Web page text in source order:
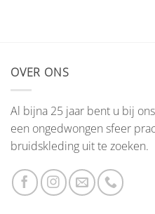
OVER ONS
Al bijna 25 jaar bent u bij
een ongedwongen sfeer
bruidskleding uit te zoeken.